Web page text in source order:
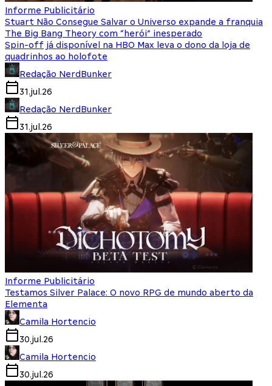
Informe Publicitário
Stuart Não Consegue Salvar o Universo expande a franquia
The Big Bang Theory com “herói” inesperado
Spin-off já disponível na HBO Max leva o dono da loja de
quadrinhos ao holofote
Redação NerdBunker
31.jul.26
Redação NerdBunker
31.jul.26
Informe Publicitário
Testamos Silver Palace: O novo RPG de mundo aberto da
Elementa
Camila Hortencio
30.jul.26
Camila Hortencio
30.jul.26